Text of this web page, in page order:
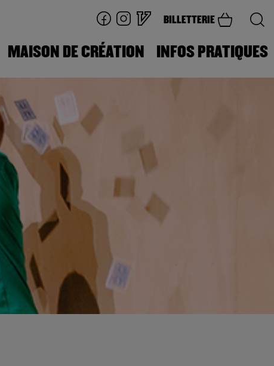
BILLETTERIE
MAISON DE CRÉATION INFOS PRATIQUES